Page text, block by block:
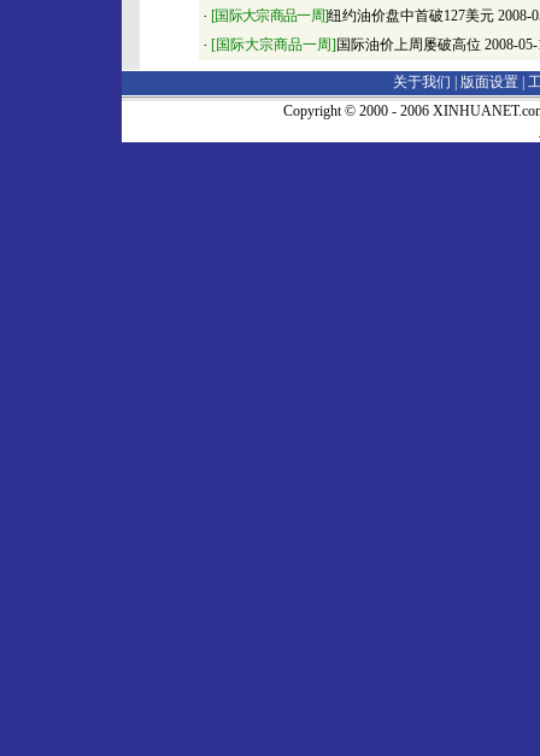
· [国际大宗商品一周]纽约油价盘中首破127美元 2008-
· [国际大宗商品一周] 国际油价上周屡破高位 2008-05-
关于我们 | 版面设置
Copyright © 2000 - 2006